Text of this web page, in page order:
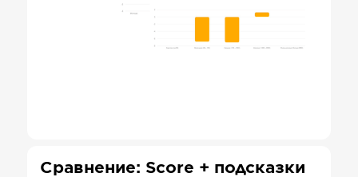
Сравнение: Score + подсказки